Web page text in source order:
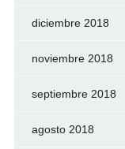
diciembre 2018
noviembre 2018
septiembre 2018
agosto 2018